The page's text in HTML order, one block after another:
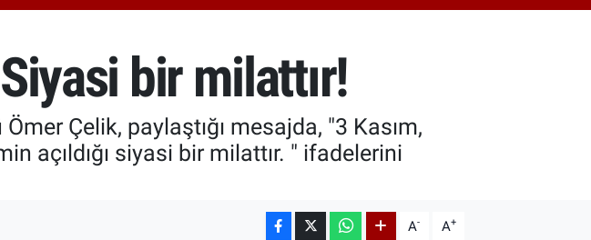
BITCOIN
64.960,21
%0.87
bir milattır!
Çelik, paylaştığı mesajda, "3 Kasım,
açıldığı siyasi bir milattır. " ifadelerini
A- A+